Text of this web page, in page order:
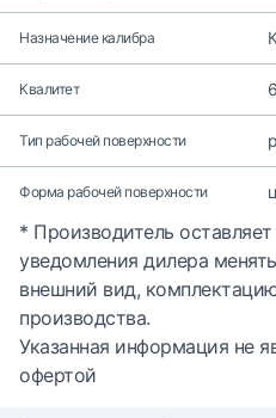
Назначение калибра
Квалитет
Тип рабочей поверхности
Форма рабочей поверхности
* Производитель
уведомления дилера
внешний вид,
производства.
Указанная информация не
офертой